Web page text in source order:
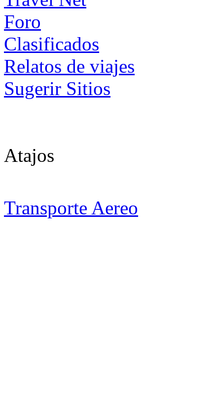
Foro
Clasificados
Relatos de viajes
Sugerir Sitios
Atajos
Transporte Aereo